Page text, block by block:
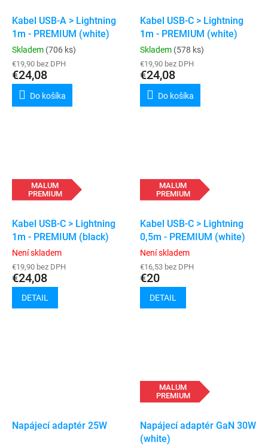
Kabel USB-A > Lightning
1m - PREMIUM (white)
Skladem (706 ks)
€19,90 bez DPH
€24,08
Do košíka
Kabel USB-C > Lightning
1m - PREMIUM (white)
Skladem (578 ks)
€19,90 bez DPH
€24,08
Do košíka
MALUM
PREMIUM
Kabel USB-C > Lightning
1m - PREMIUM (black)
Není skladem
€19,90 bez DPH
€24,08
DETAIL
MALUM
PREMIUM
Kabel USB-C > Lightning
0,5m - PREMIUM (white)
Není skladem
€16,53 bez DPH
€20
DETAIL
Napájecí adaptér 25W
MALUM
PREMIUM
Napájecí adaptér GaN 30W
(white)